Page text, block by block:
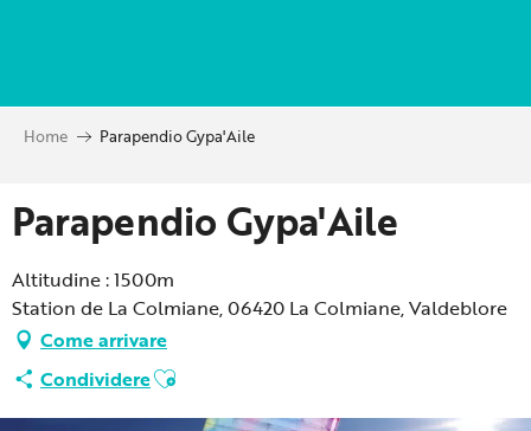
principal
Home Parapendio Gypa'Aile
Parapendio Gypa'Aile
Altitudine : 1500m
Station de La Colmiane, 06420 La Colmiane, Valdeblore
Come arrivare
CondividereAjouter aux favoris